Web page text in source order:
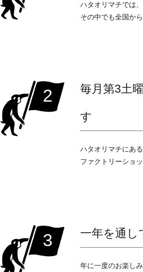
ハタオリマチでは
その中でも全国か
2 毎月第3土
す
ハタオリマチにあ
ファクトリーショ
3 一年を通し
年に一度のお楽し